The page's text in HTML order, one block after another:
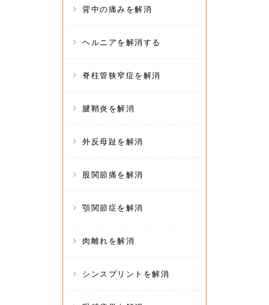
背中の痛みを解消
ヘルニアを解消する
脊柱管狭窄症を解消
腱鞘炎を解消
外反母趾を解消
股関節痛を解消
顎関節症を解消
肉離れを解消
シンスプリントを解消